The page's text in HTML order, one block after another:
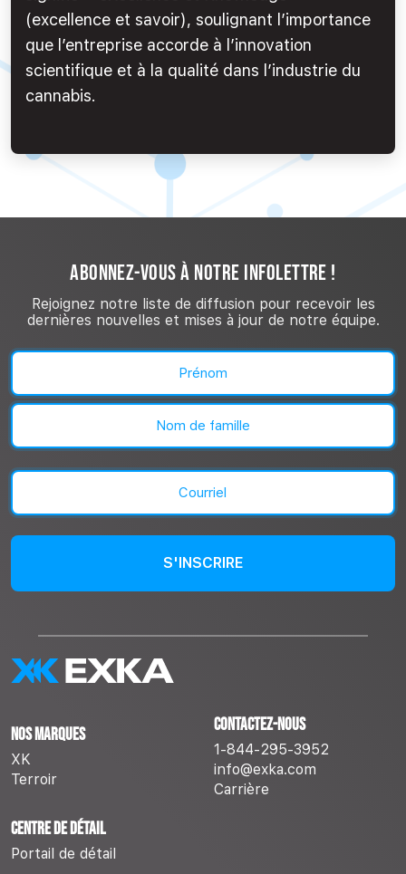
(excellence et savoir), soulignant l’importance
que l’entreprise accorde à l’innovation
scientifique et à la qualité dans l’industrie du
cannabis.
ABONNEZ-VOUS À NOTRE INFOLETTRE !
Rejoignez notre liste de diffusion pour recevoir les
dernières nouvelles et mises à jour de notre équipe.
Nom
(Nécessaire)
Prénom
Courriel
(Nécessaire)
Nos marques
XK
Terroir
Contactez-nous
1-844-295-3952
info@exka.com
Carrière
Centre de détail
Portail de détail